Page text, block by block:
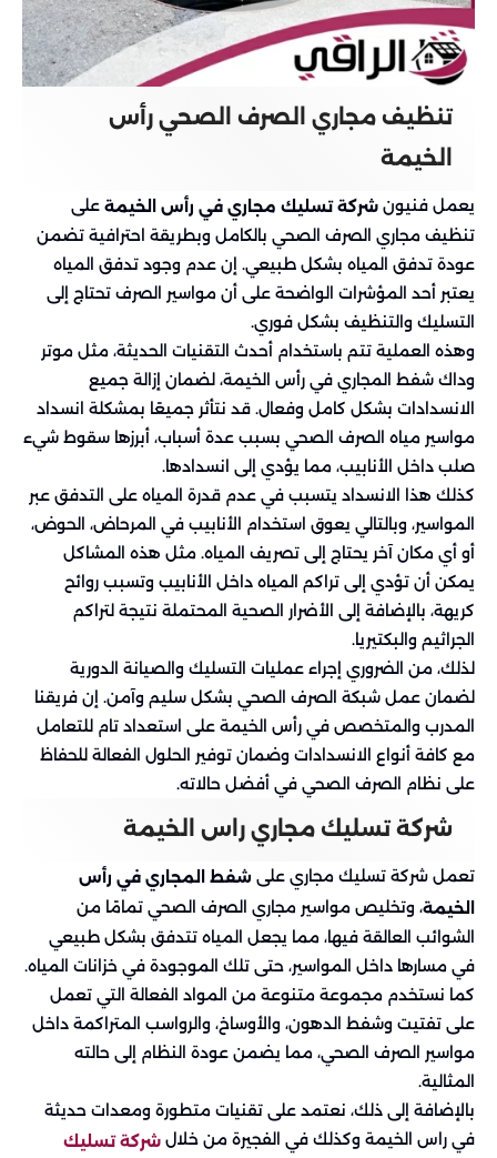
تنظيف مجاري الصرف الصحي رأس
الخيمة
يعمل فنيون شركة تسليك مجاري في رأس الخيمة على
تنظيف مجاري الصرف الصحي بالكامل وبطريقة احترافية تضمن
عودة تدفق المياه بشكل طبيعي. إن عدم وجود تدفق المياه
يعتبر أحد المؤشرات الواضحة على أن مواسير الصرف تحتاج إلى
التسليك والتنظيف بشكل فوري.
وهذه العملية تتم باستخدام أحدث التقنيات الحديثة، مثل موتر
وداك شفط المجاري في رأس الخيمة، لضمان إزالة جميع
الانسدادات بشكل كامل وفعال. قد نتأثر جميعًا بمشكلة انسداد
مواسير مياه الصرف الصحي بسبب عدة أسباب، أبرزها سقوط شيء
صلب داخل الأنابيب، مما يؤدي إلى انسدادها.
كذلك هذا الانسداد يتسبب في عدم قدرة المياه على التدفق عبر
المواسير، وبالتالي يعوق استخدام الأنابيب في المرحاض، الحوض،
أو أي مكان آخر يحتاج إلى تصريف المياه. مثل هذه المشاكل
يمكن أن تؤدي إلى تراكم المياه داخل الأنابيب وتسبب روائح
كريهة، بالإضافة إلى الأضرار الصحية المحتملة نتيجة لتراكم
الجراثيم والبكتيريا.
لذلك، من الضروري إجراء عمليات التسليك والصيانة الدورية
لضمان عمل شبكة الصرف الصحي بشكل سليم وآمن. إن فريقنا
المدرب والمتخصص في رأس الخيمة على استعداد تام للتعامل
مع كافة أنواع الانسدادات وضمان توفير الحلول الفعالة للحفاظ
على نظام الصرف الصحي في أفضل حالاته.
شركة تسليك مجاري راس الخيمة
تعمل شركة تسليك مجاري على شفط المجاري في رأس
الخيمة، وتخليص مواسير مجاري الصرف الصحي تمامًا من
الشوائب العالقة فيها، مما يجعل المياه تتدفق بشكل طبيعي
في مسارها داخل المواسير، حتى تلك الموجودة في خزانات المياه.
كما نستخدم مجموعة متنوعة من المواد الفعالة التي تعمل
على تفتيت وشفط الدهون، والأوساخ، والرواسب المتراكمة داخل
مواسير الصرف الصحي، مما يضمن عودة النظام إلى حالته
المثالية.
بالإضافة إلى ذلك، نعتمد على تقنيات متطورة ومعدات حديثة
في راس الخيمة وكذلك في الفجيرة من خلال شركة تسليك